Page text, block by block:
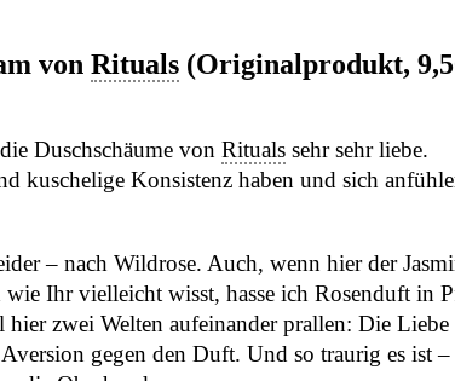
von Rituals (Originalprodukt,
Duschschäume von Rituals sehr sehr liebe.
kuschelige Konsistenz haben und sich
– nach Wildrose. Auch, wenn hier der
Ihr vielleicht wisst, hasse ich Rosenduft in
zwei Welten aufeinander prallen: Die Liebe
gegen den Duft. Und so traurig es ist –